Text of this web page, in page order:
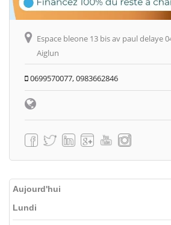
Espace bleone 13 bis av paul delaye
Aiglun
0699570077, 0983662846
Aujourd'hui
Lundi